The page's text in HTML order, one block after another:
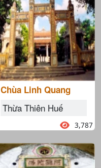
Chùa Linh Quang
Thừa Thiên Huế
3,787